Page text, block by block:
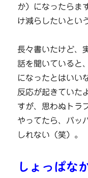
か）になったらま
け減らしたいとい
長々書いたけど、
話を聞いていると
になったとはいい
反応が起きていた
すが、思わぬトラ
やってたら、バッ
しれない（笑）。
しょっぱな